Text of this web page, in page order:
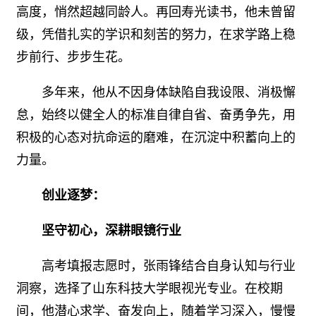
高度，悄然超越同龄人。再回寿光读书，他未曾留
级，凭借扎实的学识和刻苦的努力，在求学路上稳
步前行、步步生花。
多年来，他从不因身体缺陷自我设限、消极懈
怠，始终以健全人的标准自律自省、奋勇争先，用
积极的心态对抗命运的磨难，在沉淀中积蓄向上的
力量。
创业逐梦：
坚守初心，深耕眼镜行业
高考填报志愿时，张雨锋结合自身认知与行业
洞察，选择了山东科技大学眼视光专业。在校期
间，他潜心求学、奋发向上，随着学习深入，慢慢